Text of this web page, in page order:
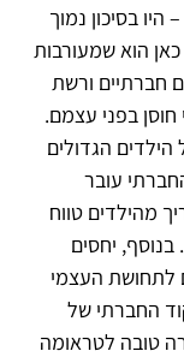
היו בסיכון נמוך
הוא שמעורבות
חברתיים ורשת
בפני עצמם.
הגדולים
עובר
מהילדים טווח
בנוסף, יחסים
לתחושת העצמי
החברתי של
טובה לטראומה